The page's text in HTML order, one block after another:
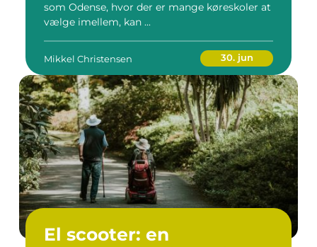
som Odense, hvor der er mange køreskoler at
vælge imellem, kan ...
Mikkel Christensen 30. jun
El scooter: en